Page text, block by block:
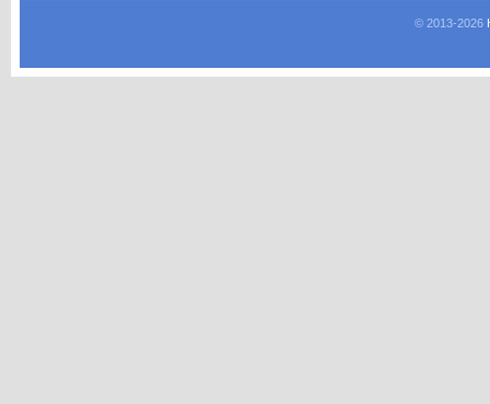
© 2013-2026